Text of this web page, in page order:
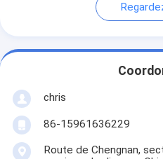
chris
86-15961636229
Route de Chengnan,